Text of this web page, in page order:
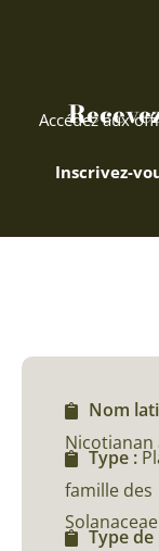
Accédez aux
Inscrivez-
Nom
Nicotianan
Type :
famille des
Solanaceae
Type